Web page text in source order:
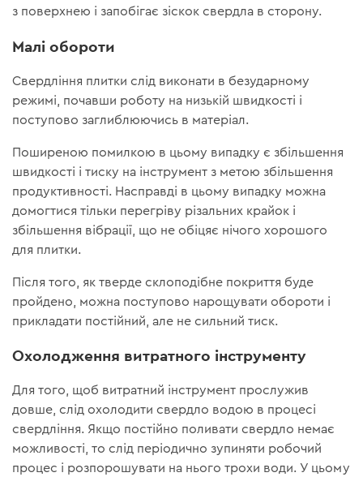
з поверхнею і запобігає зіскок свердла в сторону.
Малі обороти
Свердління плитки слід виконати в безударному
режимі, почавши роботу на низькій швидкості і
поступово заглиблюючись в матеріал.
Поширеною помилкою в цьому випадку є збільшення
швидкості і тиску на інструмент з метою збільшення
продуктивності. Насправді в цьому випадку можна
домогтися тільки перегріву різальних крайок і
збільшення вібрації, що не обіцяє нічого хорошого
для плитки.
Після того, як тверде склоподібне покриття буде
пройдено, можна поступово нарощувати обороти і
прикладати постійний, але не сильний тиск.
Охолодження витратного інструменту
Для того, щоб витратний інструмент прослужив
довше, слід охолодити свердло водою в процесі
свердління. Якщо постійно поливати свердло немає
можливості, то слід періодично зупиняти робочий
процес і розпорошувати на нього трохи води. У цьому